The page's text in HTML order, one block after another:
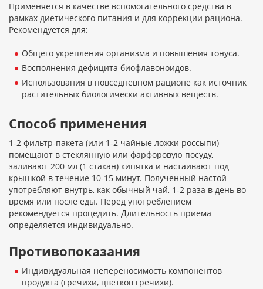
Применяется в качестве вспомогательного средства в
рамках диетического питания и для коррекции рациона.
Рекомендуется для:
Общего укрепления организма и повышения тонуса.
Восполнения дефицита биофлавоноидов.
Использования в повседневном рационе как источник
растительных биологически активных веществ.
Способ применения
1-2 фильтр-пакета (или 1-2 чайные ложки россыпи)
помещают в стеклянную или фарфоровую посуду,
заливают 200 мл (1 стакан) кипятка и настаивают под
крышкой в течение 10-15 минут. Полученный настой
употребляют внутрь, как обычный чай, 1-2 раза в день во
время или после еды. Перед употреблением
рекомендуется процедить. Длительность приема
определяется индивидуально.
Противопоказания
Индивидуальная непереносимость компонентов
продукта (гречихи, цветков гречихи).